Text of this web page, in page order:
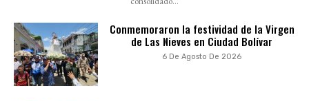
Conmemoraron la festividad de la Virgen
de Las Nieves en Ciudad Bolívar
6 De Agosto De 2026